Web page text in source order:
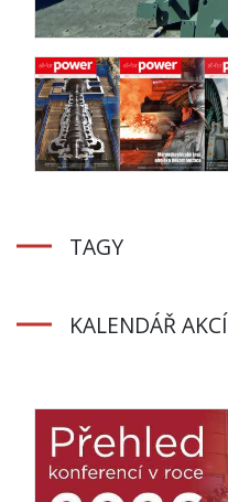
TAGY
KALENDÁŘ AKCÍ